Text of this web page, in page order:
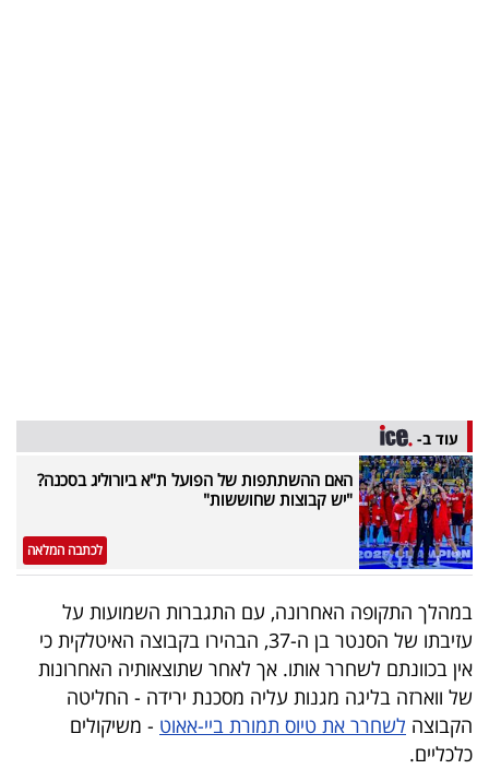
5
המילון
הכלכלי
פודקאסט
40
UNDER
40
שיתופי
עוד ב-
האם ההשתתפות של הפועל ת"א ביורוליג בסכנה?
"יש קבוצות שחוששות"
לכתבה המלאה
במהלך התקופה האחרונה, עם התגברות השמועות על
עזיבתו של הסנטר בן ה-37, הבהירו בקבוצה האיטלקית כי
אין בכוונתם לשחרר אותו. אך לאחר שתוצאותיה האחרונות
של ווארזה בליגה מגנות עליה מסכנת ירידה - החליטה
הקבוצה לשחרר את טיוס תמורת ביי-אאוט - משיקולים
כלכליים.